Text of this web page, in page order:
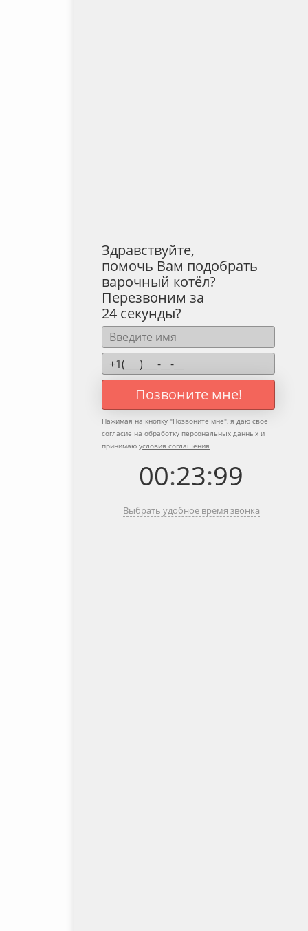
Здравствуйте,
помочь Вам подобрать
варочный котёл?
Перезвоним за
24 секунды?
Позвоните мне!
Нажимая на кнопку "Позвоните мне", я даю свое
согласие на обработку персональных данных и
принимаю условия соглашения
00:23:99
Выбрать удобное время звонка